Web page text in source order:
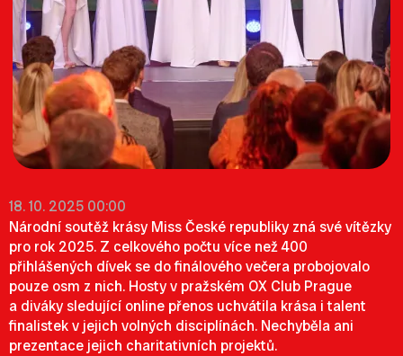
18. 10. 2025 00:00
Národní soutěž krásy Miss České republiky zná své vítězky
pro rok 2025. Z celkového počtu více než 400
přihlášených dívek se do finálového večera probojovalo
pouze osm z nich. Hosty v pražském OX Club Prague
a diváky sledující online přenos uchvátila krása i talent
finalistek v jejich volných disciplínách. Nechyběla ani
prezentace jejich charitativních projektů.